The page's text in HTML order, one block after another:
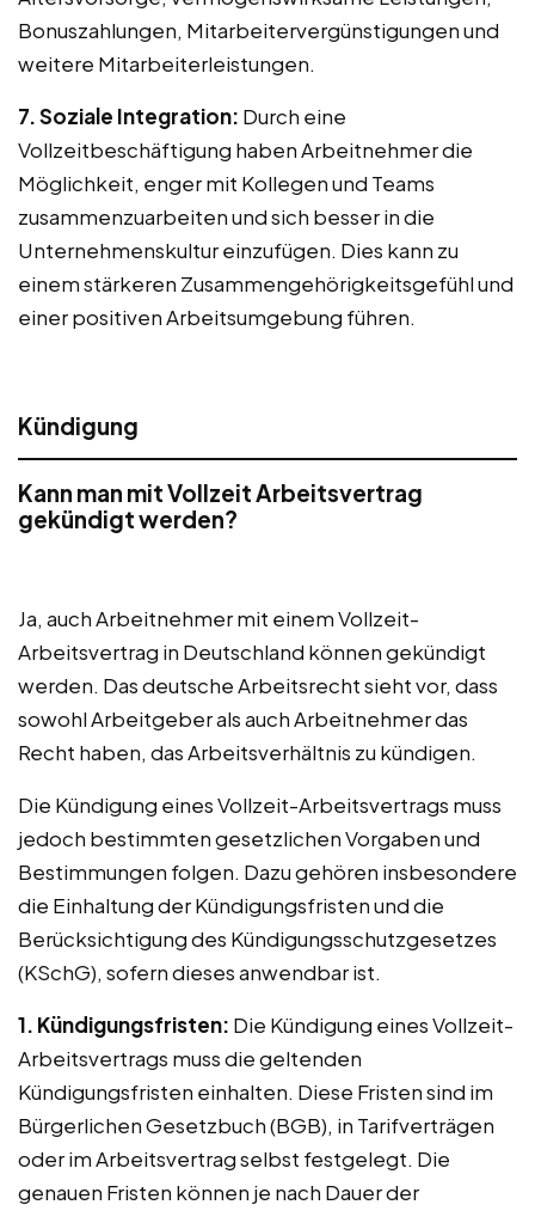
Bonuszahlungen, Mitarbeitervergünstigungen und
weitere Mitarbeiterleistungen.
7. Soziale Integration: Durch eine
Vollzeitbeschäftigung haben Arbeitnehmer die
Möglichkeit, enger mit Kollegen und Teams
zusammenzuarbeiten und sich besser in die
Unternehmenskultur einzufügen. Dies kann zu
einem stärkeren Zusammengehörigkeitsgefühl und
einer positiven Arbeitsumgebung führen.
Kündigung
Kann man mit Vollzeit Arbeitsvertrag
gekündigt werden?
Ja, auch Arbeitnehmer mit einem Vollzeit-
Arbeitsvertrag in Deutschland können gekündigt
werden. Das deutsche Arbeitsrecht sieht vor, dass
sowohl Arbeitgeber als auch Arbeitnehmer das
Recht haben, das Arbeitsverhältnis zu kündigen.
Die Kündigung eines Vollzeit-Arbeitsvertrags muss
jedoch bestimmten gesetzlichen Vorgaben und
Bestimmungen folgen. Dazu gehören insbesondere
die Einhaltung der Kündigungsfristen und die
Berücksichtigung des Kündigungsschutzgesetzes
(KSchG), sofern dieses anwendbar ist.
1. Kündigungsfristen: Die Kündigung eines Vollzeit-
Arbeitsvertrags muss die geltenden
Kündigungsfristen einhalten. Diese Fristen sind im
Bürgerlichen Gesetzbuch (BGB), in Tarifverträgen
oder im Arbeitsvertrag selbst festgelegt. Die
genauen Fristen können je nach Dauer der